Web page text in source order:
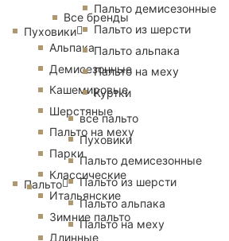
Все бренды
Альпака
Демисезонные
Кашемировые
Шерстяные
Пальто на меху
Парки
Классические
Итальянские
Зимние пальто
Длинные
Пуховики
Пальто демисезонные
Пальто из шерсти
Пальто альпака
Пальто на меху
Куртки
Пальто
все пальто
Пуховики
Пальто демисезонные
Пальто из шерсти
Пальто альпака
Пальто на меху